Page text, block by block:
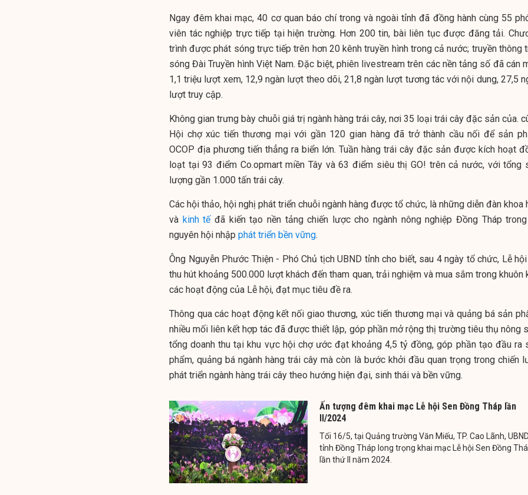
Ngay đêm khai mạc, 40 cơ quan báo chí trong và ngoài tỉnh đã đồng hành cùng 55
viên tác nghiệp trực tiếp tại hiện trường. Hơn 200 tin, bài liên tục được đăng tải.
trình được phát sóng trực tiếp trên hơn 20 kênh truyền hình trong cả nước; truyền thông
sóng Đài Truyền hình Việt Nam. Đặc biệt, phiên livestream trên các nền tảng số đã cán
1,1 triệu lượt xem, 12,9 ngàn lượt theo dõi, 21,8 ngàn lượt tương tác với nội dung, 27,5
lượt truy cập.
Không gian trưng bày chuỗi giá trị ngành hàng trái cây, nơi 35 loại trái cây đặc sản của.
Hội chợ xúc tiến thương mại với gần 120 gian hàng đã trở thành cầu nối để sản
OCOP địa phương tiến thẳng ra biển lớn. Tuần hàng trái cây đặc sản được kích hoạt
loạt tại 93 điểm Co.opmart miền Tây và 63 điểm siêu thị GO! trên cả nước, với tổng
lượng gần 1.000 tấn trái cây.
Các hội thảo, hội nghị phát triển chuỗi ngành hàng được tổ chức, là những diễn đàn khoa
và kinh tếđã kiến tạo nền tảng chiến lược cho ngành nông nghiệp Đồng Tháp
nguyên hội nhập phát triển bền vững.
Ông Nguyễn Phước Thiện - Phó Chủ tịch UBND tỉnh cho biết, sau 4 ngày tổ chức, Lễ
thu hút khoảng 500.000 lượt khách đến tham quan, trải nghiệm và mua sắm trong khuôn
các hoạt động của Lễ hội, đạt mục tiêu đề ra.
Thông qua các hoạt động kết nối giao thương, xúc tiến thương mại và quảng bá sản
nhiều mối liên kết hợp tác đã được thiết lập, góp phần mở rộng thị trường tiêu thụ nông
tổng doanh thu tại khu vực hội chợ ước đạt khoảng 4,5 tỷ đồng, góp phần tạo đầu ra
phẩm, quảng bá ngành hàng trái cây mà còn là bước khởi đầu quan trọng trong chiến
phát triển ngành hàng trái cây theo hướng hiện đại, sinh thái và bền vững.
Ấn tượng đêm khai mạc Lễ hội Sen Đồng Tháp lần
II/2024
Tối 16/5, tại Quảng trường Văn Miếu, TP. Cao Lãnh,
tỉnh Đồng Tháp long trọng khai mạc Lễ hội Sen Đồng
lần thứ II năm 2024.